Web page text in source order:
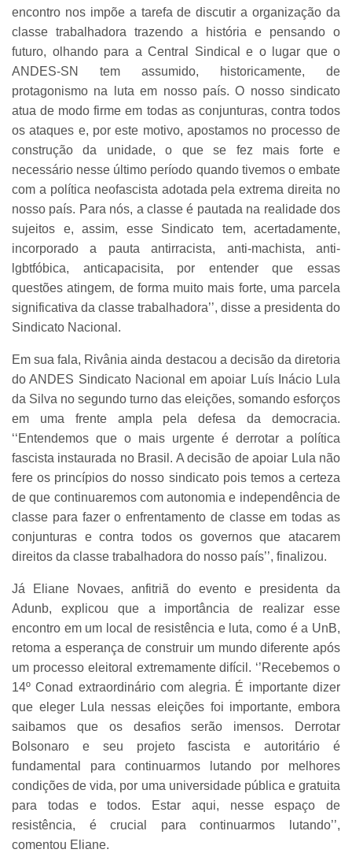
encontro nos impõe a tarefa de discutir a organização da
classe trabalhadora trazendo a história e pensando o
futuro, olhando para a Central Sindical e o lugar que o
ANDES-SN tem assumido, historicamente, de
protagonismo na luta em nosso país. O nosso sindicato
atua de modo firme em todas as conjunturas, contra todos
os ataques e, por este motivo, apostamos no processo de
construção da unidade, o que se fez mais forte e
necessário nesse último período quando tivemos o embate
com a política neofascista adotada pela extrema direita no
nosso país. Para nós, a classe é pautada na realidade dos
sujeitos e, assim, esse Sindicato tem, acertadamente,
incorporado a pauta antirracista, anti-machista, anti-
lgbtfóbica, anticapacisita, por entender que essas
questões atingem, de forma muito mais forte, uma parcela
significativa da classe trabalhadora’’, disse a presidenta do
Sindicato Nacional.
Em sua fala, Rivânia ainda destacou a decisão da diretoria
do ANDES Sindicato Nacional em apoiar Luís Inácio Lula
da Silva no segundo turno das eleições, somando esforços
em uma frente ampla pela defesa da democracia.
‘‘Entendemos que o mais urgente é derrotar a política
fascista instaurada no Brasil. A decisão de apoiar Lula não
fere os princípios do nosso sindicato pois temos a certeza
de que continuaremos com autonomia e independência de
classe para fazer o enfrentamento de classe em todas as
conjunturas e contra todos os governos que atacarem
direitos da classe trabalhadora do nosso país’’, finalizou.
Já Eliane Novaes, anfitriã do evento e presidenta da
Adunb, explicou que a importância de realizar esse
encontro em um local de resistência e luta, como é a UnB,
retoma a esperança de construir um mundo diferente após
um processo eleitoral extremamente difícil. ‘’Recebemos o
14º Conad extraordinário com alegria. É importante dizer
que eleger Lula nessas eleições foi importante, embora
saibamos que os desafios serão imensos. Derrotar
Bolsonaro e seu projeto fascista e autoritário é
fundamental para continuarmos lutando por melhores
condições de vida, por uma universidade pública e gratuita
para todas e todos. Estar aqui, nesse espaço de
resistência, é crucial para continuarmos lutando’’,
comentou Eliane.